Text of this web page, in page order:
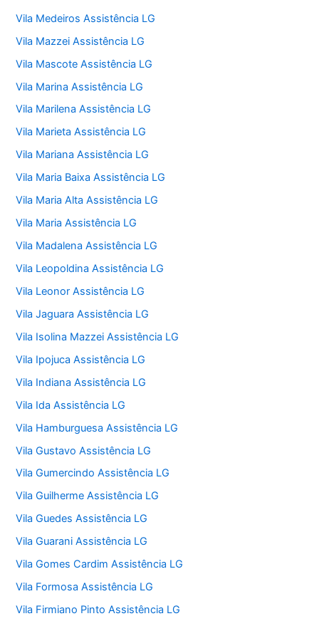
Vila Medeiros Assistência LG
Vila Mazzei Assistência LG
Vila Mascote Assistência LG
Vila Marina Assistência LG
Vila Marilena Assistência LG
Vila Marieta Assistência LG
Vila Mariana Assistência LG
Vila Maria Baixa Assistência LG
Vila Maria Alta Assistência LG
Vila Maria Assistência LG
Vila Madalena Assistência LG
Vila Leopoldina Assistência LG
Vila Leonor Assistência LG
Vila Jaguara Assistência LG
Vila Isolina Mazzei Assistência LG
Vila Ipojuca Assistência LG
Vila Indiana Assistência LG
Vila Ida Assistência LG
Vila Hamburguesa Assistência LG
Vila Gustavo Assistência LG
Vila Gumercindo Assistência LG
Vila Guilherme Assistência LG
Vila Guedes Assistência LG
Vila Guarani Assistência LG
Vila Gomes Cardim Assistência LG
Vila Formosa Assistência LG
Vila Firmiano Pinto Assistência LG